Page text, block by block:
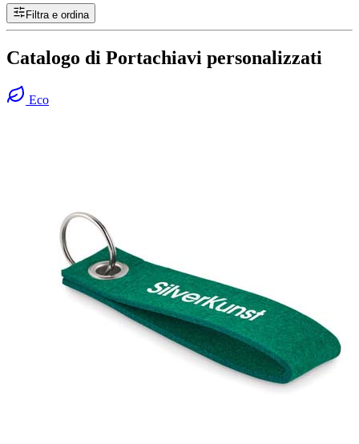
Filtra e ordina
Catalogo di Portachiavi personalizzati
Eco